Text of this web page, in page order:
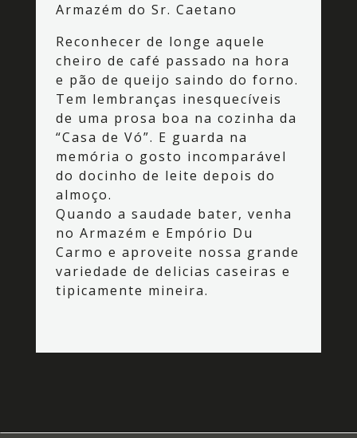
Armazém do Sr. Caetano
Reconhecer de longe aquele
cheiro de café passado na hora
e pão de queijo saindo do forno.
Tem lembranças inesquecíveis
de uma prosa boa na cozinha da
“Casa de Vó”. E guarda na
memória o gosto incomparável
do docinho de leite depois do
almoço.
Quando a saudade bater, venha
no Armazém e Empório Du
Carmo e aproveite nossa grande
variedade de delicias caseiras e
tipicamente mineira.